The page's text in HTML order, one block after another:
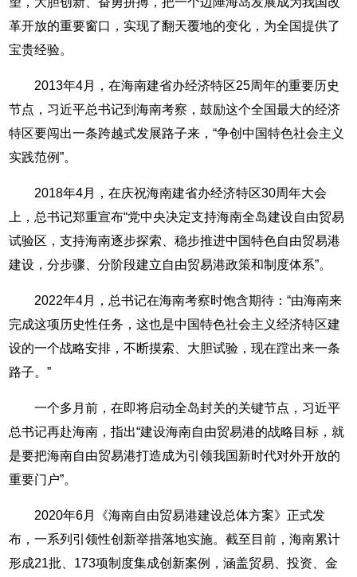
革开放的重要窗口，实现了翻天覆地的变化，为全国提供了
宝贵经验。
2013年4月，在海南建省办经济特区25周年的重要历史
节点，习近平总书记到海南考察，鼓励这个全国最大的经济
特区要闯出一条跨越式发展路子来，“争创中国特色社会主义
实践范例”。
2018年4月，在庆祝海南建省办经济特区30周年大会
上，总书记郑重宣布“党中央决定支持海南全岛建设自由贸易
试验区，支持海南逐步探索、稳步推进中国特色自由贸易港
建设，分步骤、分阶段建立自由贸易港政策和制度体系”。
2022年4月，总书记在海南考察时饱含期待：“由海南来
完成这项历史性任务，这也是中国特色社会主义经济特区建
设的一个战略安排，不断摸索、大胆试验，现在蹚出来一条
路子。”
一个多月前，在即将启动全岛封关的关键节点，习近平
总书记再赴海南，指出“建设海南自由贸易港的战略目标，就
是要把海南自由贸易港打造成为引领我国新时代对外开放的
重要门户”。
2020年6月《海南自由贸易港建设总体方案》正式发
布，一系列引领性创新举措落地实施。截至目前，海南累计
形成21批、173项制度集成创新案例，涵盖贸易、投资、金